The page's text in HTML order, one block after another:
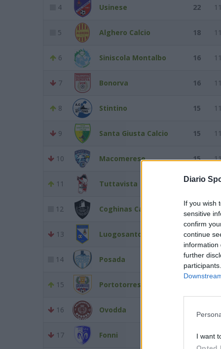
Diario
If you wish
sensitive
confirm
continue
information
further
I want
4 Usinese 22 11
5 Alghero Calcio 18 11
6 Siniscola Montalbo 16 11
7 Bonorva 16 11
8 Stintino 15 11
9 Santa Giusta Calcio 15 11
10 Macomerese 15
11 Tuttavista 14
12 Coghinas Calcio 13
13 Luogosanto 13
14 Posada 12
15 Portotorres
16 Ovodda 9
17 Fonni 8